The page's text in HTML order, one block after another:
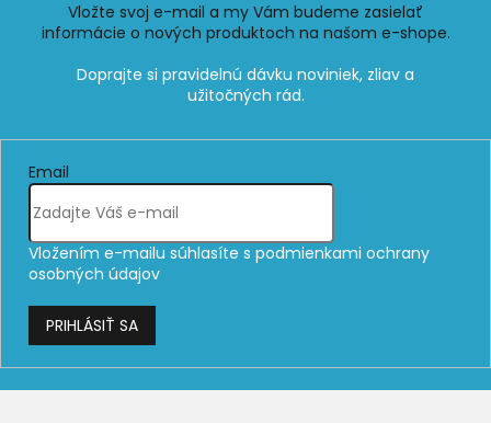
Vložte svoj e-mail a my Vám budeme zasielať
informácie o nových produktoch na našom e-shope.
Email
Vložením e-mailu súhlasíte s podmienkami ochrany
osobných údajov
PRIHLÁSIŤ SA